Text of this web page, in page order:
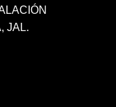
JAL.